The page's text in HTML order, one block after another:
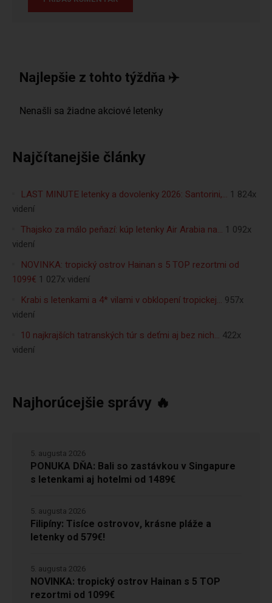
Najlepšie z tohto týždňa ✈️
Najčítanejšie články
LAST MINUTE letenky a dovolenky 2026: Santorini,… 1 824x
videní
Thajsko za málo peňazí: kúp letenky Air Arabia na… 1 092x
videní
NOVINKA: tropický ostrov Hainan s 5 TOP rezortmi od
1099€ 1 027x videní
Krabi s letenkami a 4* vilami v obklopení tropickej… 957x
videní
10 najkrajších tatranských túr s deťmi aj bez nich… 422x
videní
Najhorúcejšie správy 🔥
PONUKA DŇA: Bali so zastávkou v Singapure
s letenkami aj hotelmi od 1489€
5. augusta 2026
Filipíny: Tisíce ostrovov, krásne pláže a
letenky od 579€!
5. augusta 2026
NOVINKA: tropický ostrov Hainan s 5 TOP
rezortmi od 1099€
5. augusta 2026